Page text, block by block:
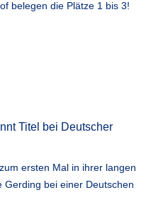
belegen die Plätze 1 bis 3!
Titel bei Deutscher
ersten Mal in ihrer langen
bei einer Deutschen